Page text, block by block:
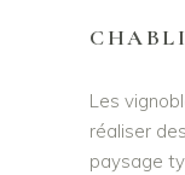
Les
réaliser
paysage